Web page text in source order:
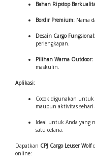
Bahan Ripstop
Bordir Premium: Nama
Desain Cargo Fungsional:
perlengkapan.
Pilihan Warna Outdoor:
maskulin.
Aplikasi:
Cocok digunakan
maupun aktivitas
Ideal untuk Anda yang
satu celana.
Dapatkan CPJ Cargo Leuser Wolf
online: